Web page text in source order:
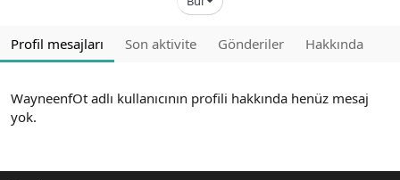
Profil mesajları Son aktivite Gönderiler Hakkında
WayneenfOt adlı kullanıcının profili hakkında henüz mesaj
yok.